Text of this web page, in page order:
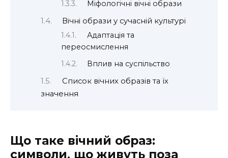
Міфологічні вічні образи
Вічні образи у сучасній культурі
Адаптація та
переосмислення
Вплив на суспільство
Список вічних образів та їх
значення
Що таке вічний образ:
символи, що живуть поза